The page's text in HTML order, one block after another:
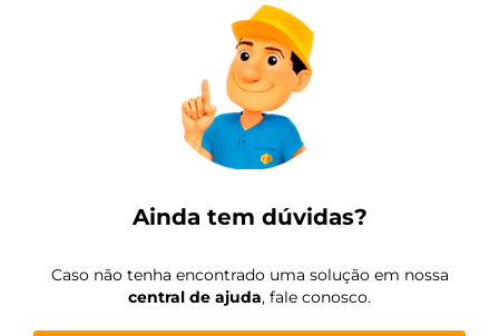
Ainda tem dúvidas?
Caso não tenha encontrado uma solução em nossa
central de ajuda, fale conosco.